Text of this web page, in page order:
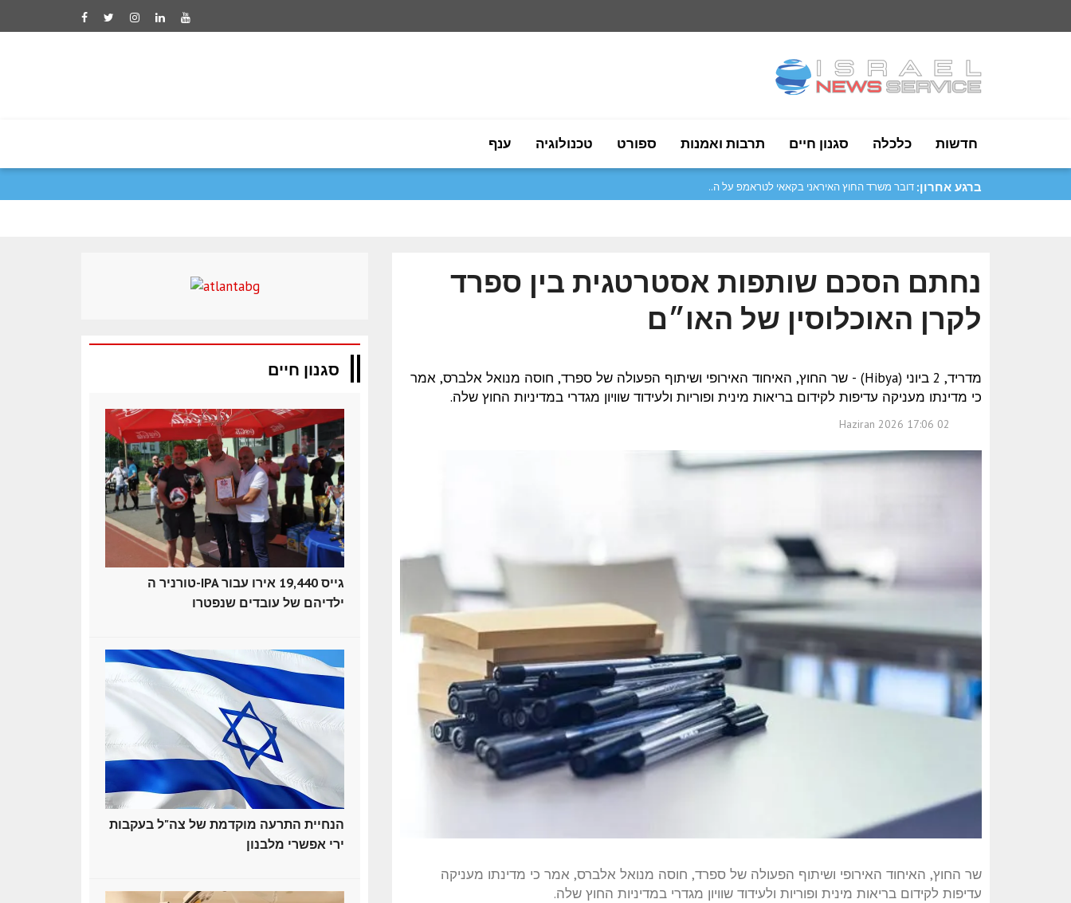
ענף טכנולוגיה ספורט תרבות ואמנות סגנון חיים כלכלה חדשות
ברגע אחרון: סער: נמשיך לחזק את היחסים עם ארגנטינה..
נחתם הסכם שותפות אסטרטגית בין ספרד
לקרן האוכלוסין של האו״ם
מדריד, 2 ביוני (Hibya) - שר החוץ, האיחוד האירופי ושיתוף הפעולה של ספרד, חוסה מנואל אלברס, אמר
כי מדינתו מעניקה עדיפות לקידום בריאות מינית ופוריות ולעידוד שוויון מגדרי במדיניות החוץ שלה.
02 Haziran 2026 17:06
שר החוץ, האיחוד האירופי ושיתוף הפעולה של ספרד, חוסה מנואל אלברס, אמר כי מדינתו מעניקה
עדיפות לקידום בריאות מינית ופוריות ולעידוד שוויון מגדרי במדיניות החוץ שלה.
סגנון חיים
טורניר ה-IPA גייס 19,440 אירו עבור
ילדיהם של עובדים שנפטרו
הנחיית התרעה מוקדמת של צה"ל בעקבות
ירי אפשרי מלבנון